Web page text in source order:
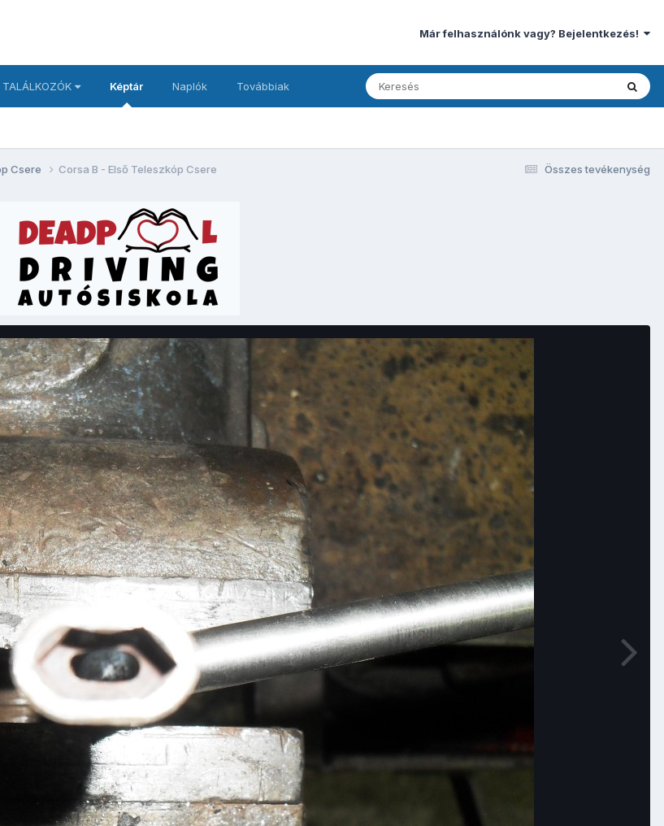
Már felhasználónk vagy? Bejelentkezés!
TALÁLKOZÓK Képtár Naplók Továbbiak
Összes tevékenység
Csere Corsa B - Első Teleszkóp Csere